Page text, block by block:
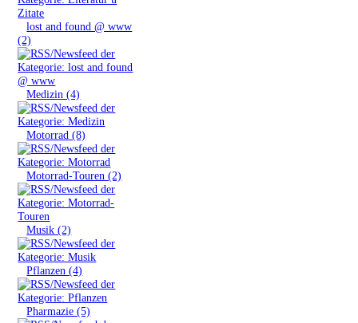
»lost and found @ www
(2)
»Medizin (4)
»Motorrad (8)
»Motorrad-Touren (2)
»Musik (2)
»Pflanzen (4)
»Pharmazie (5)